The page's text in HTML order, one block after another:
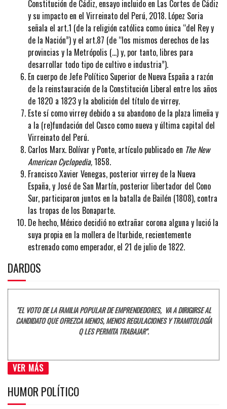
Constitución de Cádiz, ensayo incluido en Las Cortes de Cádiz
y su impacto en el Virreinato del Perú, 2018. López Soria
señala el art.1 (de la religión católica como única “del Rey y
de la Nación”) y el art.87 (de “los mismos derechos de las
provincias y la Metrópolis (…) y, por tanto, libres para
desarrollar todo tipo de cultivo e industria”).
En cuerpo de Jefe Político Superior de Nueva España a razón
de la reinstauración de la Constitución Liberal entre los años
de 1820 a 1823 y la abolición del título de virrey.
Este sí como virrey debido a su abandono de la plaza limeña y
a la (re)fundación del Cusco como nueva y última capital del
Virreinato del Perú.
Carlos Marx. Bolívar y Ponte, artículo publicado en The New
American Cyclopedia,1858.
Francisco Xavier Venegas, posterior virrey de la Nueva
España, y José de San Martín, posterior libertador del Cono
Sur, participaron juntos en la batalla de Bailén (1808), contra
las tropas de los Bonaparte.
De hecho, México decidió no extrañar corona alguna y lució la
suya propia en la mollera de Iturbide, recientemente
estrenado como emperador, el 21 de julio de 1822.
DARDOS
"EL VOTO DE LA FAMILIA POPULAR DE EMPRENDEDORES, VA A DIRIGIRSE AL
CANDIDATO QUE OFREZCA MENOS, MENOS REGULACIONES Y TRAMITOLOGÍA
Q LES PERMITA TRABAJAR".
VER MÁS
HUMOR POLÍTICO